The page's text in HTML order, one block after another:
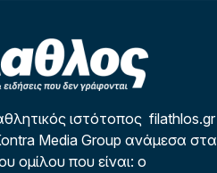
ιστότοπος filathlos.gr
Media Group ανάμεσα στα
ομίλου που είναι: ο